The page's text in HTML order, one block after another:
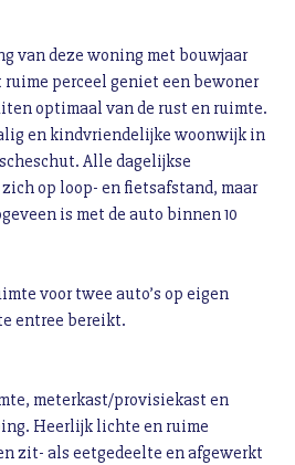
van deze woning met bouwjaar
perceel geniet een bewoner
optimaal van de rust en ruimte.
en kindvriendelijke woonwijk in
Alle dagelijkse
op loop- en fietsafstand, maar
is met de auto binnen 10
voor twee auto’s op eigen
entree bereikt.
meterkast/provisiekast en
Heerlijk lichte en ruime
zit- als eetgedeelte en afgewerkt